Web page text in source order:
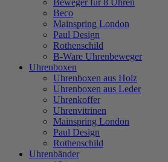
Beweger für 8 Uhren
Beco
Mainspring London
Paul Design
Rothenschild
B-Ware Uhrenbeweger
Uhrenboxen
Uhrenboxen aus Holz
Uhrenboxen aus Leder
Uhrenkoffer
Uhrenvitrinen
Mainspring London
Paul Design
Rothenschild
Uhrenbänder